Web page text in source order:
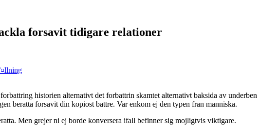
forsavit tidigare relationer
historien alternativt det forbattrin skamtet alternativt baksida av underben
beratta forsavit din kopiost battre. Var enkom ej den typen fran manniska.
Men grejer ni ej borde konversera ifall befinner sig mojligtvis viktigare.